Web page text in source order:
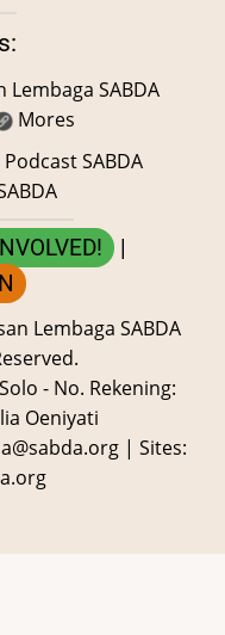
Lembaga SABDA
Mores
Podcast SABDA
|
Lembaga SABDA
- No. Rekening:
Oeniyati
| Sites: